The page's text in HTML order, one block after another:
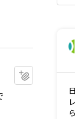
マイクリッ